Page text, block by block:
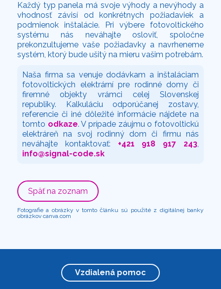
Každý typ panela má svoje výhody a nevýhody a
vhodnosť závisí od konkrétnych požiadaviek a
podmienok inštalácie. Pri výbere fotovoltického
systému nás neváhajte osloviť, spoločne
prekonzultujeme vaše požiadavky a navrheneme
systém, ktorý bude ušitý na mieru vašim potrebám.
Naša firma sa venuje dodávkam a inštaláciam
fotovoltických elektrární pre rodinné domy či
firemné objekty vrámci celej Slovenskej
republiky. Kalkuláciu odporúčanej zostavy,
referencie či iné dôležité informácie nájdete na
tomto odkaze. V prípade záujmu o fotovoltickú
elektráreň na svoj rodinný dom či firmu nás
neváhajte kontaktovať: +421 918 917 243,
info@signal-code.sk
Späť na zoznam
Fotografie a obrázky v tomto článku sú použité z digitálnej banky
obrázkov canva.com
Vzdialená pomoc